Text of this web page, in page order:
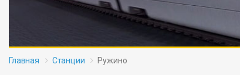
Главная Станции Ружино